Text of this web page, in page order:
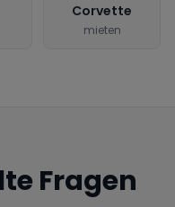
Corvette
mieten
Fragen